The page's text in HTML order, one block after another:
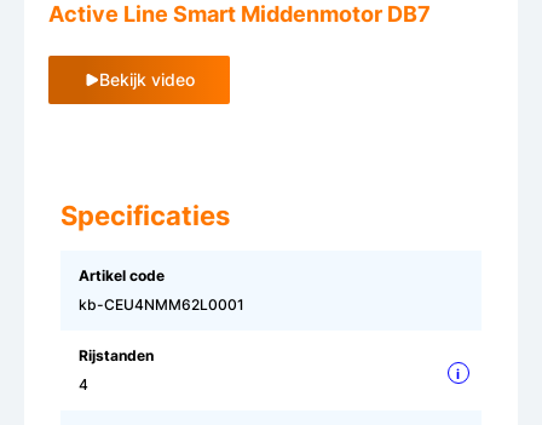
Active Line Smart Middenmotor DB7
Bekijk video
Specificaties
Artikel code
kb-CEU4NMM62L0001
Rijstanden
4
i